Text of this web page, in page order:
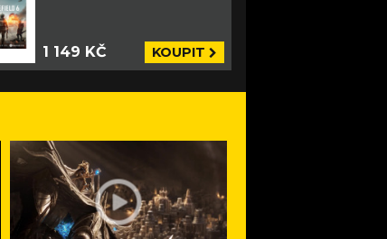
1 149 KČ KOUPIT